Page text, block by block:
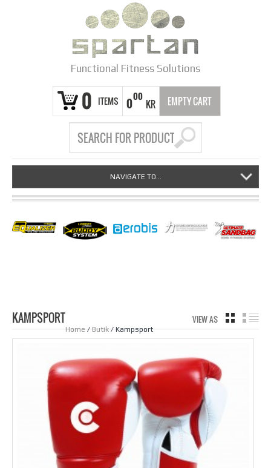
Functional Fitness Solutions
0 ITEMS 000
KR EMPTY CART
NAVIGATE TO...
KAMPSPORT VIEW AS GRID
Home/Butik/ Kampsport